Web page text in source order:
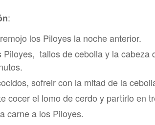
:
los Piloyes la noche anterior.
Piloyes, tallos de cebolla y la cabeza
sofreir con la mitad de la cebo
cocerel lomo de cerdo y partirlo en
carne a los Piloyes.